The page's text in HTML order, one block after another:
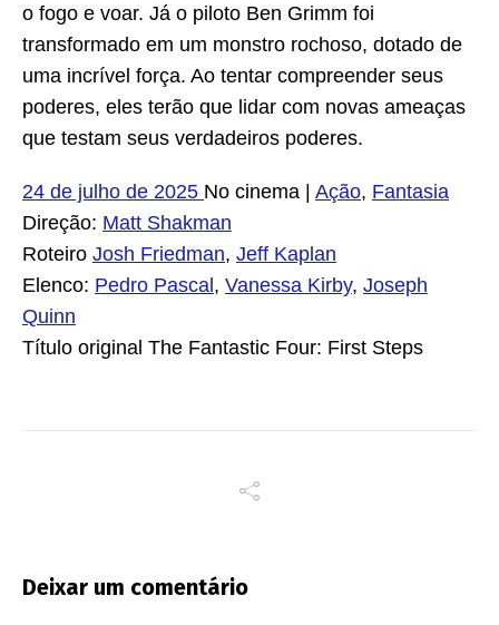
o fogo e voar. Já o piloto Ben Grimm foi
transformado em um monstro rochoso, dotado de
uma incrível força. Ao tentar compreender seus
poderes, eles terão que lidar com novas ameaças
que testam seus verdadeiros poderes.
24 de julho de 2025 No cinema | Ação, Fantasia
Direção: Matt Shakman
Roteiro Josh Friedman, Jeff Kaplan
Elenco: Pedro Pascal, Vanessa Kirby, Joseph
Quinn
Título original The Fantastic Four: First Steps
Deixar um comentário